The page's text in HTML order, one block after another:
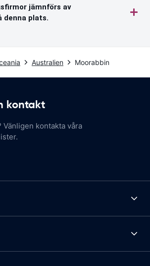
jämnförs av
denna plats.
Australien Moorabbin
kontakt
Vänligen kontakta våra